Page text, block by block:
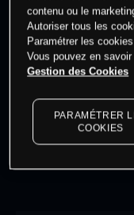
Les prix sont
dernières
contenu ou le
Autoriser tous les
Paramétrer les
Vous pouvez en
Gestion des Cookies
PARAMÉTRER
COOKIES